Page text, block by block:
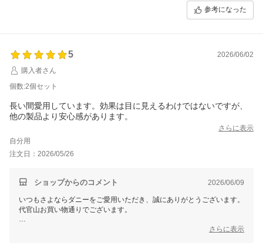
参考になった
5
2026/06/02
購入者さん
個数:2個セット
長い間愛用しています。効果は目に見えるわけではないですが、
他の製品より安心感があります。
さらに表示
自分用
注文日：2026/05/26
ショップからのコメント 2026/06/09
いつもさよならダニーをご愛用いただき、誠にありがとうございます。
代官山お買い物通りでございます。
効果が目に見えにくい商品ではございますが、「安心感」とのお言葉を
さらに表示